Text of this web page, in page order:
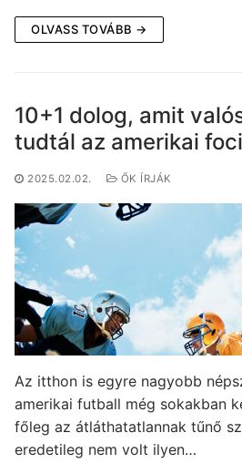
OLVASS TOVÁBB →
10+1 dolog, amit
tudtál az amerikai
2025.02.02. ŐK ÍRJÁK
Az itthon is egyre nagyobb
amerikai futball még sokakban
főleg az átláthatatlannak tűnő
eredetileg nem volt ilyen…